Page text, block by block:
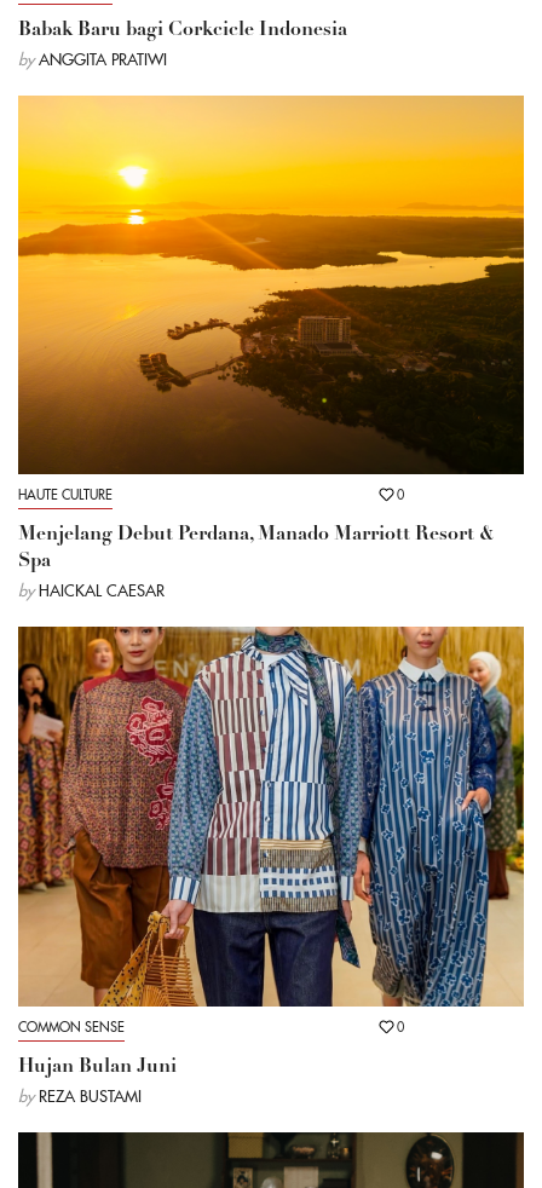
Babak Baru bagi Corkcicle Indonesia
by ANGGITA PRATIWI
HAUTE CULTURE 0
Menjelang Debut Perdana, Manado Marriott Resort &
Spa
by HAICKAL CAESAR
COMMON SENSE 0
Hujan Bulan Juni
by REZA BUSTAMI